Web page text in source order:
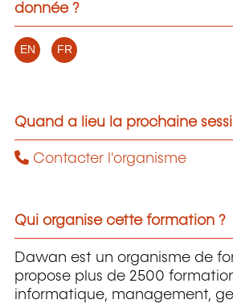
donnée ?
EN FR
Quand a lieu la prochaine
Contacter l'organisme
Qui organise cette formation ?
Dawan est un organisme de
propose plus de 2500
informatique, management,